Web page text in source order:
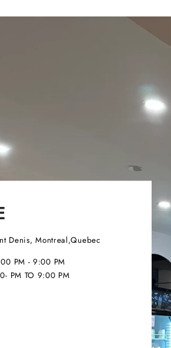
Denis, Montreal,Quebec
PM - 9:00 PM
PM TO 9:00 PM